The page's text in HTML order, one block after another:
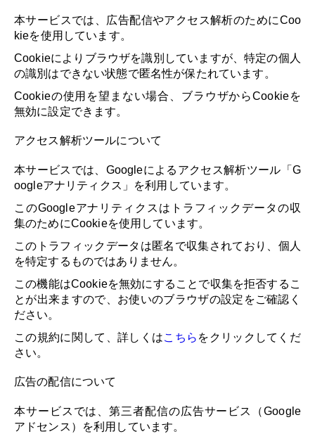
本サービスでは、広告配信やアクセス解析のためにCoo
kieを使用しています。
Cookieによりブラウザを識別していますが、特定の個人
の識別はできない状態で匿名性が保たれています。
Cookieの使用を望まない場合、ブラウザからCookieを
無効に設定できます。
アクセス解析ツールについて
本サービスでは、Googleによるアクセス解析ツール「G
oogleアナリティクス」を利用しています。
このGoogleアナリティクスはトラフィックデータの収
集のためにCookieを使用しています。
このトラフィックデータは匿名で収集されており、個人
を特定するものではありません。
この機能はCookieを無効にすることで収集を拒否するこ
とが出来ますので、お使いのブラウザの設定をご確認く
ださい。
この規約に関して、詳しくはこちら をクリックしてくだ
さい。
広告の配信について
本サービスでは、第三者配信の広告サービス（Google
アドセンス）を利用しています。